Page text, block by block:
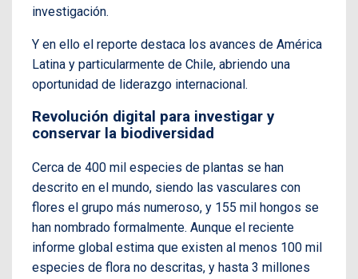
investigación.
Y en ello el reporte destaca los avances de América
Latina y particularmente de Chile, abriendo una
oportunidad de liderazgo internacional.
Revolución digital para investigar y
conservar la biodiversidad
Cerca de 400 mil especies de plantas se han
descrito en el mundo, siendo las vasculares con
flores el grupo más numeroso, y 155 mil hongos se
han nombrado formalmente. Aunque el reciente
informe global estima que existen al menos 100 mil
especies de flora no descritas, y hasta 3 millones